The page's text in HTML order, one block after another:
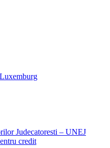
Judecatoresti – UNEJ
credit